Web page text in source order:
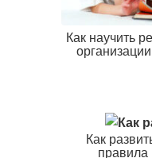
Как научить
Как
правила